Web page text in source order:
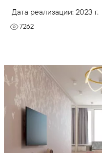
Дата реализации: 2023 г.
7262